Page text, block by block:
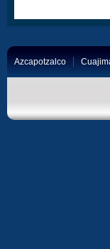
Azcapotzalco